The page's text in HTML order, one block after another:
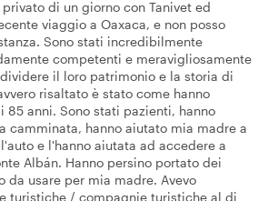
di un giorno con Tanivet ed
viaggio a Oaxaca, e non posso
Sono stati incredibilmente
competenti e meravigliosamente
il loro patrimonio e la storia di
risaltato è stato come hanno
85 anni. Sono stati pazienti, hanno
camminata, hanno aiutato mia madre a
e l'hanno aiutata ad accedere a
Albán. Hanno persino portato dei
da usare per mia madre. Avevo
turistiche / compagnie turistiche al di